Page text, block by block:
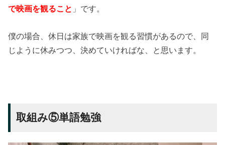
で映画を観ること 」です。
僕の場合、休日は家族で映画を観る習慣があるので、同
じように休みつつ、決めていければな、と思います。
取組み⑤単語勉強